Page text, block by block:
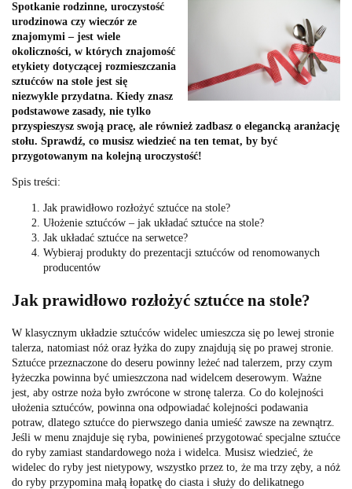
Spotkanie rodzinne, uroczystość
urodzinowa czy wieczór ze
znajomymi – jest wiele
okoliczności, w których znajomość
etykiety dotyczącej rozmieszczania
sztućców na stole jest się
niezwykle przydatna. Kiedy znasz
podstawowe zasady, nie tylko
przyspieszysz swoją pracę, ale również zadbasz o elegancką aranżację
stołu. Sprawdź, co musisz wiedzieć na ten temat, by być
przygotowanym na kolejną uroczystość!
Spis treści:
Jak prawidłowo rozłożyć sztućce na stole?
Ułożenie sztućców – jak układać sztućce na stole?
Jak układać sztućce na serwetce?
Wybieraj produkty do prezentacji sztućców od renomowanych
producentów
Jak prawidłowo rozłożyć sztućce na stole?
W klasycznym układzie sztućców widelec umieszcza się po lewej stronie
talerza, natomiast nóż oraz łyżka do zupy znajdują się po prawej stronie.
Sztućce przeznaczone do deseru powinny leżeć nad talerzem, przy czym
łyżeczka powinna być umieszczona nad widelcem deserowym. Ważne
jest, aby ostrze noża było zwrócone w stronę talerza. Co do kolejności
ułożenia sztućców, powinna ona odpowiadać kolejności podawania
potraw, dlatego sztućce do pierwszego dania umieść zawsze na zewnątrz.
Jeśli w menu znajduje się ryba, powinieneś przygotować specjalne sztućce
do ryby zamiast standardowego noża i widelca. Musisz wiedzieć, że
widelec do ryby jest nietypowy, wszystko przez to, że ma trzy zęby, a nóż
do ryby przypomina małą łopatkę do ciasta i służy do delikatnego